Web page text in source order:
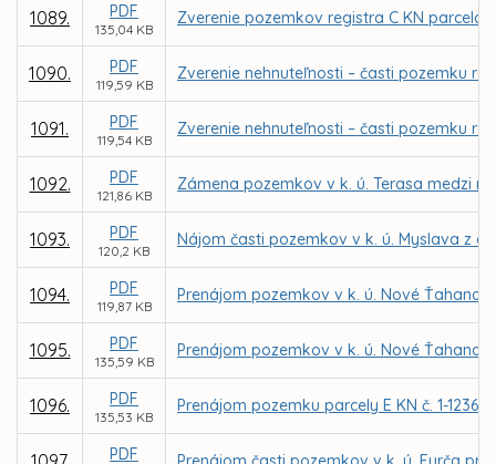
1089. PDF
135,04 KB
Zverenie pozemkov registra C KN parcela
1090. PDF
119,59 KB
Zverenie nehnuteľnosti – časti pozemku
1091. PDF
119,54 KB
Zverenie nehnuteľnosti – časti pozemku
1092. PDF
121,86 KB
Zámena pozemkov v k. ú. Terasa medzi
1093. PDF
120,2 KB
Nájom časti pozemkov v k. ú. Myslava z
1094. PDF
119,87 KB
Prenájom pozemkov v k. ú. Nové
1095. PDF
135,59 KB
Prenájom pozemkov v k. ú. Nové
1096. PDF
135,53 KB
Prenájom pozemku parcely E KN č. 1-
PDF